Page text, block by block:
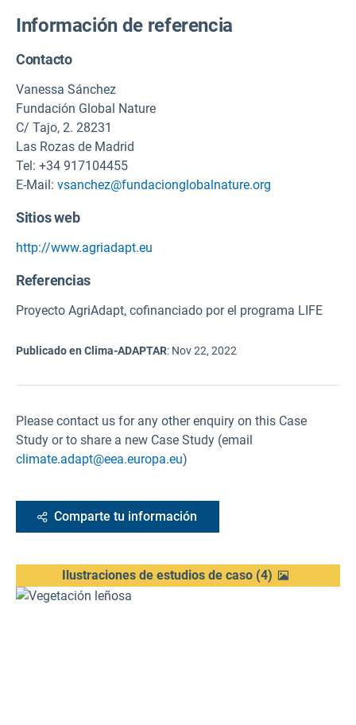
Información de referencia
Contacto
Vanessa Sánchez
Fundación Global Nature
C/ Tajo, 2. 28231
Las Rozas de Madrid
Tel: +34 917104455
E-Mail: vsanchez@fundacionglobalnature.org
Sitios web
http://www.agriadapt.eu
Referencias
Proyecto AgriAdapt, cofinanciado por el programa LIFE
Publicado en Clima-ADAPTAR: Nov 22, 2022
Please contact us for any other enquiry on this Case
Study or to share a new Case Study (email
climate.adapt@eea.europa.eu)
Comparte tu información
Ilustraciones de estudios de caso (4)